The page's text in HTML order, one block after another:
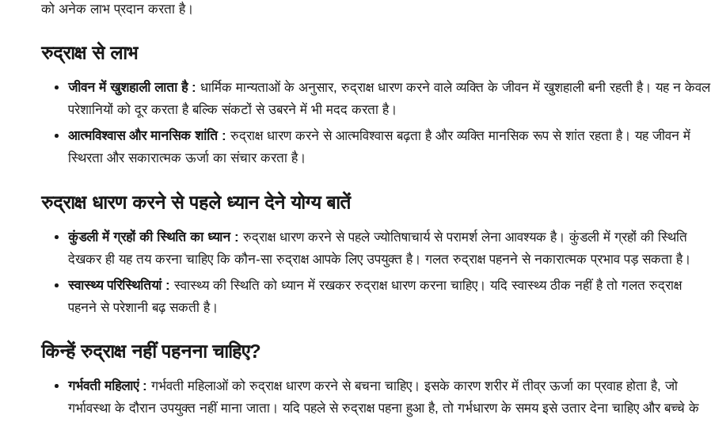
को अनेक लाभ प्रदान करता है।
रुद्राक्ष से लाभ
जीवन में खुशहाली लाता है : धार्मिक मान्यताओं के अनुसार, रुद्राक्ष धारण करने वाले व्यक्ति के जीवन में खुशहाली बनी रहती है। यह न केवल
परेशानियों को दूर करता है बल्कि संकटों से उबरने में भी मदद करता है।
आत्मविश्वास और मानसिक शांति :रुद्राक्ष धारण करने से आत्मविश्वास बढ़ता है और व्यक्ति मानसिक रूप से शांत रहता है। यह जीवन में
स्थिरता और सकारात्मक ऊर्जा का संचार करता है।
रुद्राक्ष धारण करने से पहले ध्यान देने योग्य बातें
कुंडली में ग्रहों की स्थिति का ध्यान :रुद्राक्ष धारण करने से पहले ज्योतिषाचार्य से परामर्श लेना आवश्यक है। कुंडली में ग्रहों की स्थिति
देखकर ही यह तय करना चाहिए कि कौन-सा रुद्राक्ष आपके लिए उपयुक्त है। गलत रुद्राक्ष पहनने से नकारात्मक प्रभाव पड़ सकता है।
स्वास्थ्य परिस्थितियां :स्वास्थ्य की स्थिति को ध्यान में रखकर रुद्राक्ष धारण करना चाहिए। यदि स्वास्थ्य ठीक नहीं है तो गलत रुद्राक्ष
पहनने से परेशानी बढ़ सकती है।
किन्हें रुद्राक्ष नहीं पहनना चाहिए?
गर्भवती महिलाएं :गर्भवती महिलाओं को रुद्राक्ष धारण करने से बचना चाहिए। इसके कारण शरीर में तीव्र ऊर्जा का प्रवाह होता है, जो
गर्भावस्था के दौरान उपयुक्त नहीं माना जाता। यदि पहले से रुद्राक्ष पहना हुआ है, तो गर्भधारण के समय इसे उतार देना चाहिए और बच्चे के